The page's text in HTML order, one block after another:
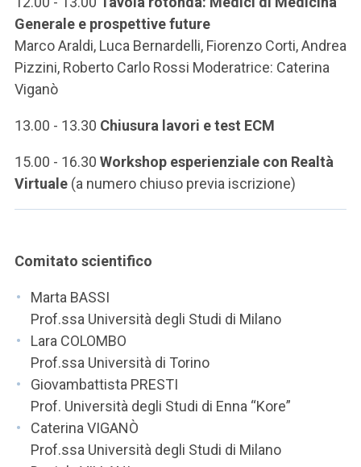
Generale e prospettive future
Marco Araldi, Luca Bernardelli, Fiorenzo Corti, Andrea
Pizzini, Roberto Carlo Rossi Moderatrice: Caterina
Viganò
13.00 - 13.30 Chiusura lavori e test ECM
15.00 - 16.30 Workshop esperienziale con Realtà
Virtuale (a numero chiuso previa iscrizione)
Comitato scientifico
Marta BASSI
Prof.ssa Università degli Studi di Milano
Lara COLOMBO
Prof.ssa Università di Torino
Giovambattista PRESTI
Prof. Università degli Studi di Enna “Kore”
Caterina VIGANÒ
Prof.ssa Università degli Studi di Milano